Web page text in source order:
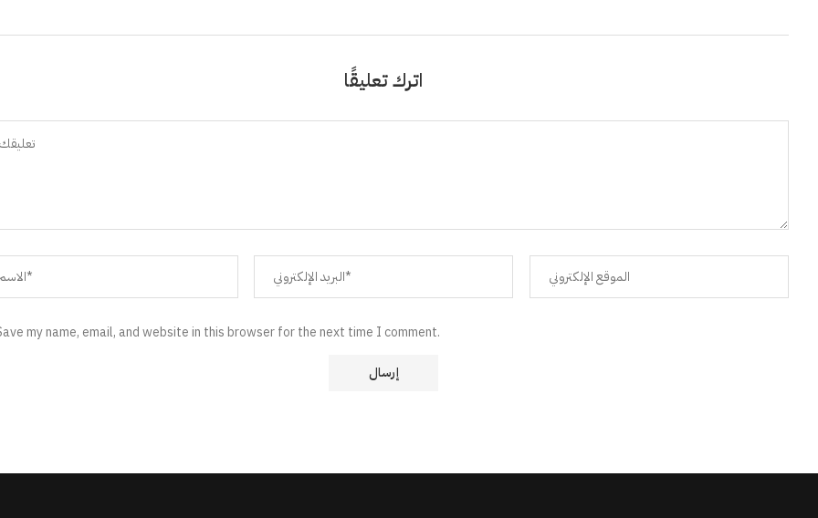
اترك تعليقًا
my name, email, and website in this browser for the next time I comment.